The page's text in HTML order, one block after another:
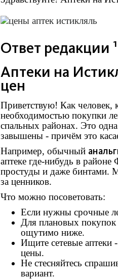
Ответ редакции 1
Аптеки на
цен
Приветствую! Как человек,
необходимостью покупки
спальных районах. Это
завышены - причём это
Например, обычный
аптеке где-нибудь в
простуды и даже бинтами.
за ценников.
Что можно посоветовать:
Если нужны срочные
Для плановых
ощутимо ниже.
Ищите сетевые аптеки
цены.
Не стесняйтесь
вариант.